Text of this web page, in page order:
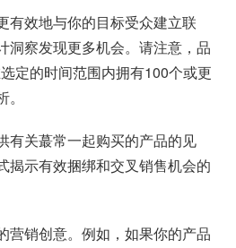
效地与你的目标受众建立联
洞察发现更多机会。请注意，品
定的时间范围内拥有100个或更
有关蕞常一起购买的产品的见
揭示有效捆绑和交叉销售机会的
营销创意。例如，如果你的产品